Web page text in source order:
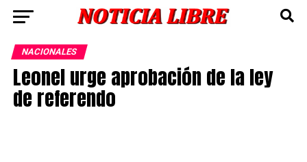
NACIONALES
Leonel urge aprobación de la ley
de referendo